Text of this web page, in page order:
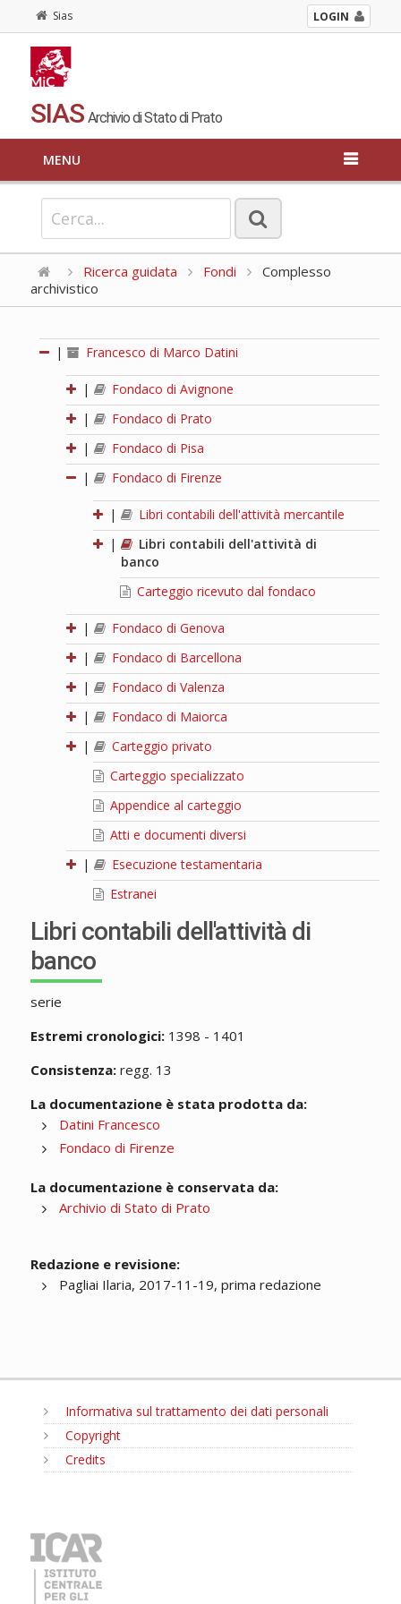
Sias LOGIN
SIAS Archivio di Stato di Prato
MENU
Ricerca guidata Fondi
Complesso
archivistico
| Francesco di Marco Datini
|
Fondaco di Avignone
|
Fondaco di Prato
|
Fondaco di Pisa
|
Fondaco di Firenze
|
Libri contabili dell'attività mercantile
|
Libri contabili dell'attività di
banco
Carteggio ricevuto dal fondaco
|
Fondaco di Genova
|
Fondaco di Barcellona
|
Fondaco di Valenza
|
Fondaco di Maiorca
|
Carteggio privato
Carteggio specializzato
Appendice al carteggio
Atti e documenti diversi
|
Esecuzione testamentaria
Estranei
Libri contabili dell'attività di
banco
serie
Estremi cronologici:1398 - 1401
Consistenza:regg. 13
La documentazione è stata prodotta da:
Datini Francesco
Fondaco di Firenze
La documentazione è conservata da:
Archivio di Stato di Prato
Redazione e revisione:
Pagliai Ilaria, 2017-11-19, prima redazione
Informativa sul trattamento dei dati personali
Copyright
Credits